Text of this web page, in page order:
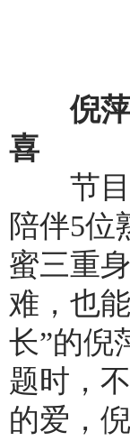
倪
喜
节目
陪伴5位
蜜三重
难，也
长”的倪
题时，
的爱，